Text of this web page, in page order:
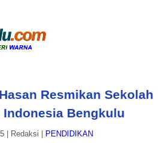
Resmikan Sekolah
Indonesia Bengkulu
| Redaksi PENDIDIKAN